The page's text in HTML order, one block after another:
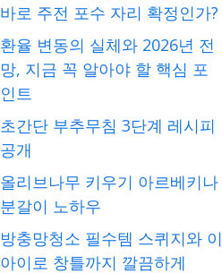
바로 주전 포수 자리 확정인가?
환율 변동의 실체와 2026년 전
망, 지금 꼭 알아야 할 핵심 포
인트
초간단 부추무침 3단계 레시피
공개
올리브나무 키우기 아르베키나
분갈이 노하우
방충망청소 필수템 스퀴지와 이
아이로 창틀까지 깔끔하게